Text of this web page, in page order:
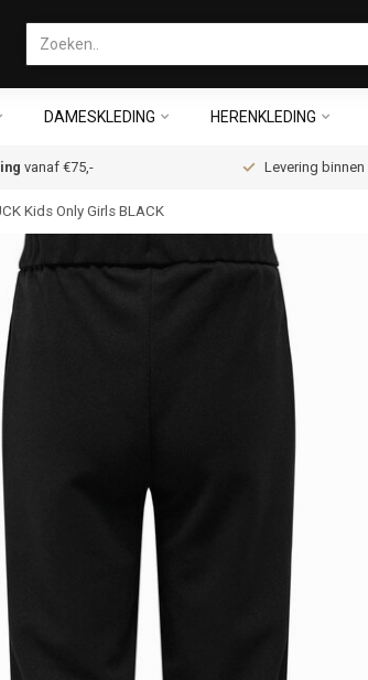
DAMESKLEDING HERENKLEDING
vanaf €75,- Levering binnen
Kids Only Girls BLACK